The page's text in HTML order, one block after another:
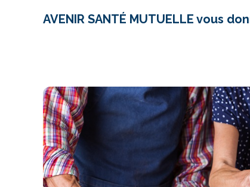
AVENIR SANTÉ MUTUELLE vous